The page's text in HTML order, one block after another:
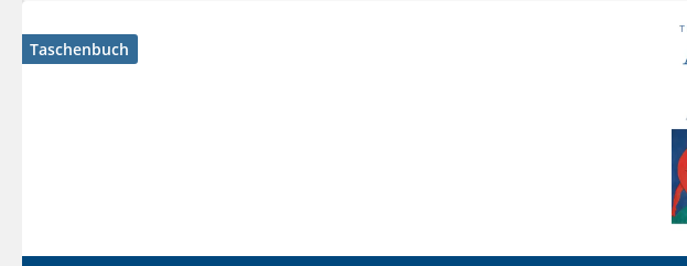
Taschenbuch